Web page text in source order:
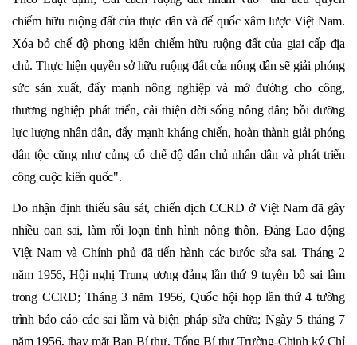
chiếm hữu ruộng đất của thực dân và đế quốc xâm lược Việt Nam.
Xóa bỏ chế độ phong kiến chiếm hữu ruộng đất của giai cấp địa
chủ. Thực hiện quyền sở hữu ruộng đất của nông dân sẽ giải phóng
sức sản xuất, đẩy mạnh nông nghiệp và mở đường cho công,
thương nghiệp phát triển, cải thiện đời sống nông dân; bồi dưỡng
lực lượng nhân dân, đẩy mạnh kháng chiến, hoàn thành giải phóng
dân tộc cũng như củng cố chế độ dân chủ nhân dân và phát triển
công cuộc kiến quốc".
Do nhận định thiếu sâu sát, chiến dịch CCRD ở Việt Nam đã gây
nhiều oan sai, làm rối loạn tình hình nông thôn, Đảng Lao động
Việt Nam và Chính phủ đã tiến hành các bước sửa sai. Tháng 2
năm 1956, Hội nghị Trung ương đảng lần thứ 9 tuyên bố sai lầm
trong CCRĐ; Tháng 3 năm 1956, Quốc hội họp lần thứ 4 tường
trình báo cáo các sai lầm và biện pháp sửa chữa; Ngày 5 tháng 7
năm 1956, thay mặt Ban Bí thư, Tổng Bí thư Trường-Chinh ký Chỉ